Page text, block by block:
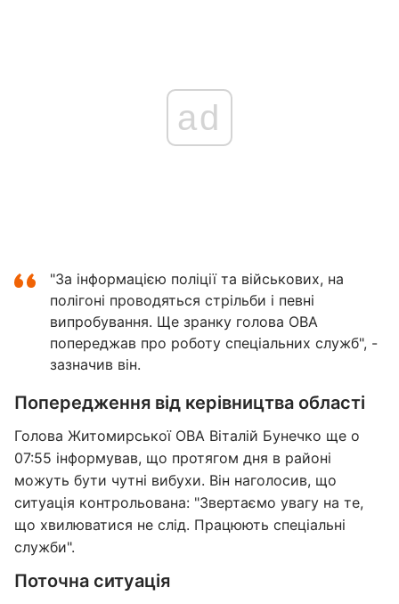
ad
"За інформацією поліції та військових, на
полігоні проводяться стрільби і певні
випробування. Ще зранку голова ОВА
попереджав про роботу спеціальних служб", -
зазначив він.
Попередження від керівництва області
Голова Житомирської ОВА Віталій Бунечко ще о
07:55 інформував, що протягом дня в районі
можуть бути чутні вибухи. Він наголосив, що
ситуація контрольована: "Звертаємо увагу на те,
що хвилюватися не слід. Працюють спеціальні
служби".
Поточна ситуація